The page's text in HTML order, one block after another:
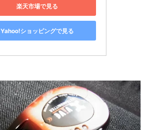
楽天市場で見る
Yahoo!ショッピングで見る